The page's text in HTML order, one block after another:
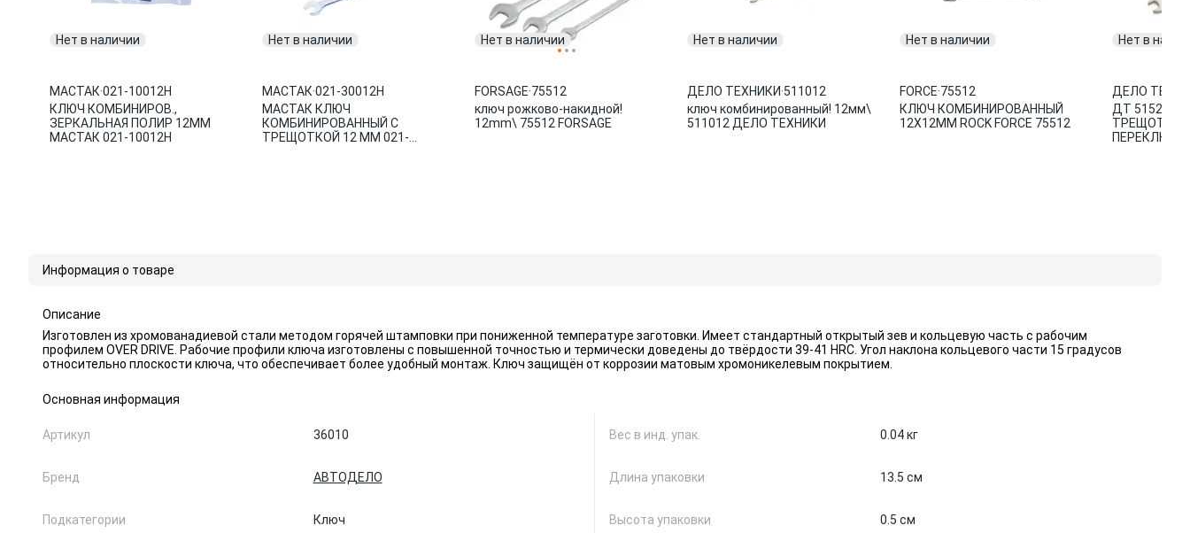
Нет в наличии
МАСТАК·021-10012H
КЛЮЧ КОМБИНИРОВ.,
ЗЕРКАЛЬНАЯ ПОЛИР 12ММ
МАСТАК 021-10012H
Нет в наличии
МАСТАК·021-30012H
МАСТАК КЛЮЧ
КОМБИНИРОВАННЫЙ С
ТРЕЩОТКОЙ 12 ММ 021-
Нет в наличии
FORSAGE·75512
ключ рожково-накидной!
12mm\ 75512 FORSAGE
Нет в наличии
ДЕЛО ТЕХНИКИ·511012
ключ комбинированный! 12мм\
511012 ДЕЛО ТЕХНИКИ
Нет в наличии
FORCE·75512
КЛЮЧ КОМБИНИРОВАННЫЙ
12Х12ММ ROCK FORCE 75512
Нет в
ДЕЛО
ДТ 515212
Информация о товаре
Описание
Изготовлен из хромованадиевой стали методом горячей штамповки при пониженной температуре заготовки. Имеет стандартный открытый зев и кольцевую часть с рабочим
профилем OVER DRIVE. Рабочие профили ключа изготовлены с повышенной точностью и термически доведены до твёрдости 39-41 HRC. Угол наклона кольцевого части 15 градусов
относительно плоскости ключа, что обеспечивает более удобный монтаж. Ключ защищён от коррозии матовым хромоникелевым покрытием.
Основная информация
Артикул 36010
Бренд АВТОДЕЛО
Подкатегории Ключ
Вес в инд. упак. 0.04 кг
Длина упаковки 13.5 см
Высота упаковки 0.5 см